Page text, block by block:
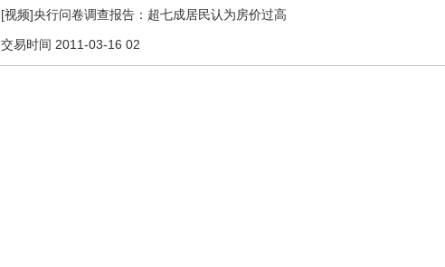
[视频]央行问卷调查报告：超七成居民认为房价过高
交易时间 2011-03-16 02